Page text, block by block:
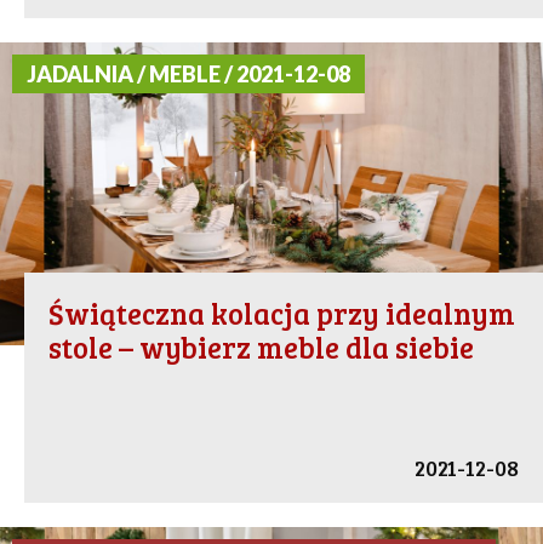
JADALNIA / MEBLE / 2021-12-08
Świąteczna kolacja przy idealnym
stole – wybierz meble dla siebie
2021-12-08